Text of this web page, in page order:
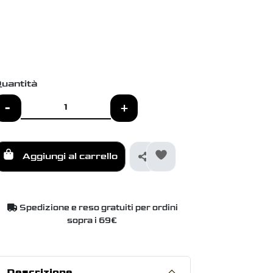
- +
Aggiungi al carrello
Spedizione e reso gratuiti per ordini
sopra i 69€